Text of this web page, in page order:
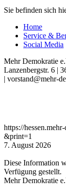
Sie befinden sich
Home
Service &
Social Media
Mehr Demokratie
Lanzenbergstr. 6 |
| vorstand@mehr-
https://
&print=1
7. August 2026
Diese Information
Verfügung gestellt.
Mehr Demokratie